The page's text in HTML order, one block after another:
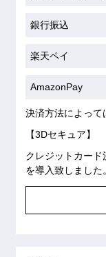
銀行振込
楽天ペイ
AmazonPay
決済方法によって
【3Dセキュア】
クレジットカード
を導入致しました。